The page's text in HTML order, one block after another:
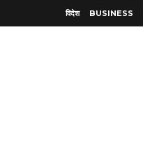
विदेश BUSINESS